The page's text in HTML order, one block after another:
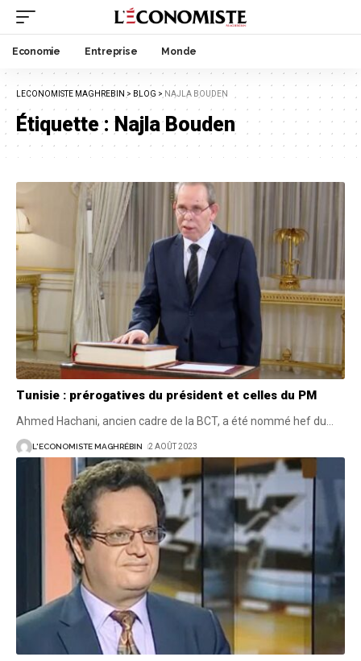
Economie Entreprise Monde
LECONOMISTE MAGHREBIN > BLOG > NAJLA BOUDEN
Étiquette :Najla Bouden
Tunisie : prérogatives du président et celles du PM
Ahmed Hachani, ancien cadre de la BCT, a été nommé hef du
L'ECONOMISTE MAGHRÉBIN 2 AOÛT 2023